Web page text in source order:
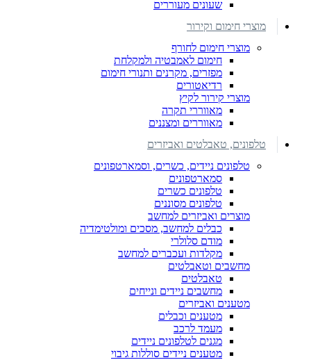
שעונים מעוררים
מוצרי חימום וקירור
מוצרי חימום לחורף
חימום לאמבטיה ולמקלחת
מפזרים, מקרנים ותנורי חימום
רדיאטורים
מוצרי קירור לקיץ
מאווררי תקרה
מאווררים ומצננים
טלפונים, טאבלטים ואביזרים
טלפונים ניידים, כשרים, וסמארטפונים
סמארטפונים
טלפונים כשרים
טלפונים מסוננים
מוצרים ואביזרים למחשב
כבלים למחשב, מסכים ומולטימדיה
מודם סלולרי
מקלדות ועכברים למחשב
מחשבים וטאבלטים
טאבלטים
מחשבים ניידים ונייחים
מטענים ואביזרים
מטענים וכבלים
מעמד לרכב
מגנים לטלפונים ניידים
מטענים ניידים סוללות גיבוי